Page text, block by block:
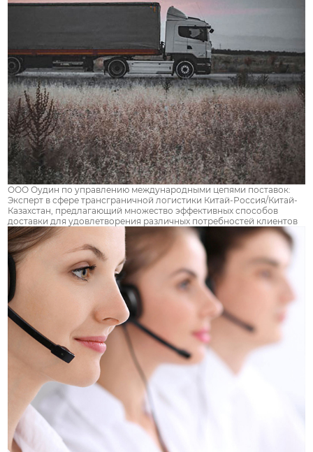
ООО Оудин по управлению международными цепями поставок:
Эксперт в сфере трансграничной логистики Китай-Россия/Китай-
Казахстан, предлагающий множество эффективных способов
доставки для удовлетворения различных потребностей клиентов